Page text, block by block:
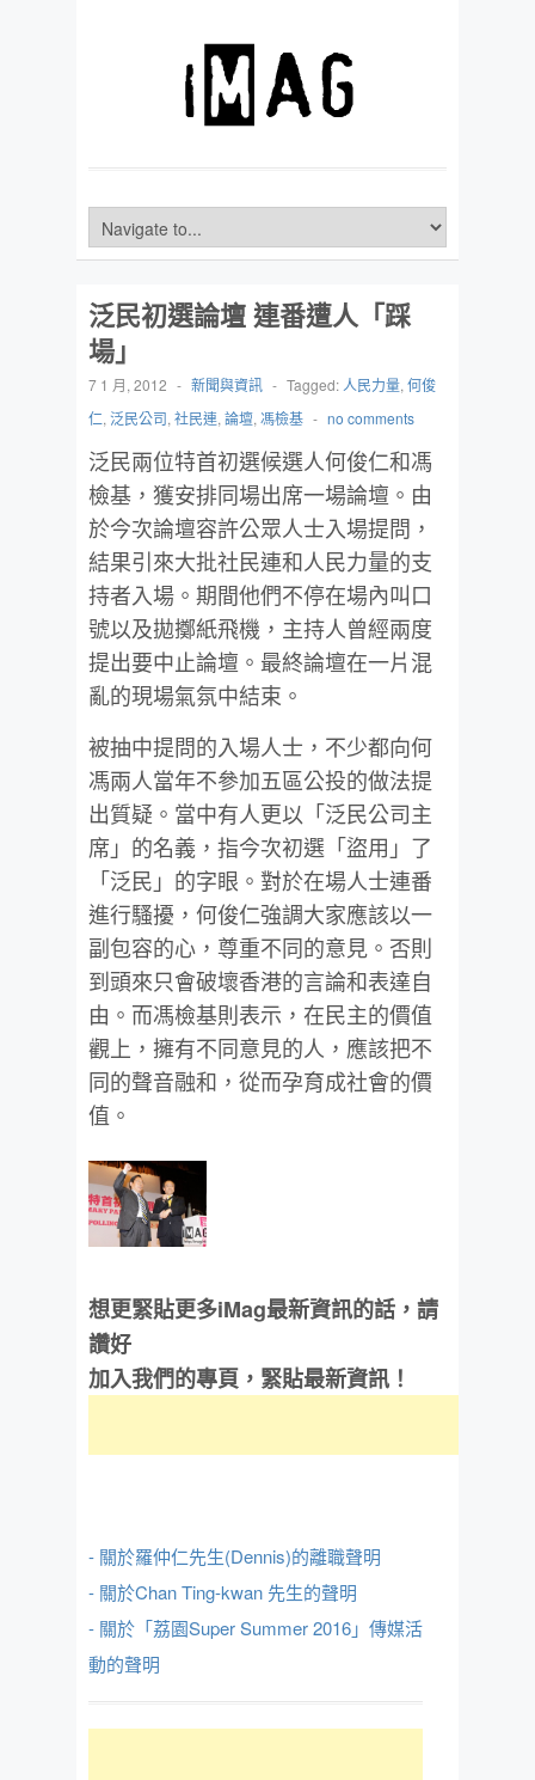
泛民初選論壇 連番遭人「踩
場」
7 1 月, 2012 - 新聞與資訊 - Tagged: 人民力量, 何俊
仁, 泛民公司, 社民連, 論壇, 馮檢基 - no comments
泛民兩位特首初選候選人何俊仁和馮
檢基，獲安排同場出席一場論壇。由
於今次論壇容許公眾人士入場提問，
結果引來大批社民連和人民力量的支
持者入場。期間他們不停在場內叫口
號以及拋擲紙飛機，主持人曾經兩度
提出要中止論壇。最終論壇在一片混
亂的現場氣氛中結束。
被抽中提問的入場人士，不少都向何
馮兩人當年不參加五區公投的做法提
出質疑。當中有人更以「泛民公司主
席」的名義，指今次初選「盜用」了
「泛民」的字眼。對於在場人士連番
進行騷擾，何俊仁強調大家應該以一
副包容的心，尊重不同的意見。否則
到頭來只會破壞香港的言論和表達自
由。而馮檢基則表示，在民主的價值
觀上，擁有不同意見的人，應該把不
同的聲音融和，從而孕育成社會的價
值。
想更緊貼更多iMag最新資訊的話，請
讚好
加入我們的專頁，緊貼最新資訊！
- 關於羅仲仁先生(Dennis)的離職聲明
- 關於Chan Ting-kwan 先生的聲明
- 關於「荔園Super Summer 2016」傳媒活
動的聲明